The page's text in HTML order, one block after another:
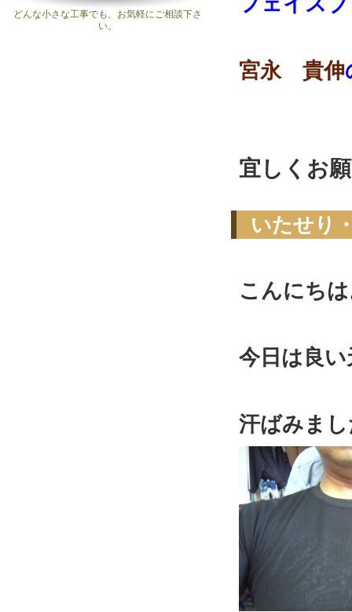
宮永 貴伸
宜しくお
いたせり
こんにち
今日は良
汗ばみま
どんな小さな工事でも、お気軽にご相談下さ
い。